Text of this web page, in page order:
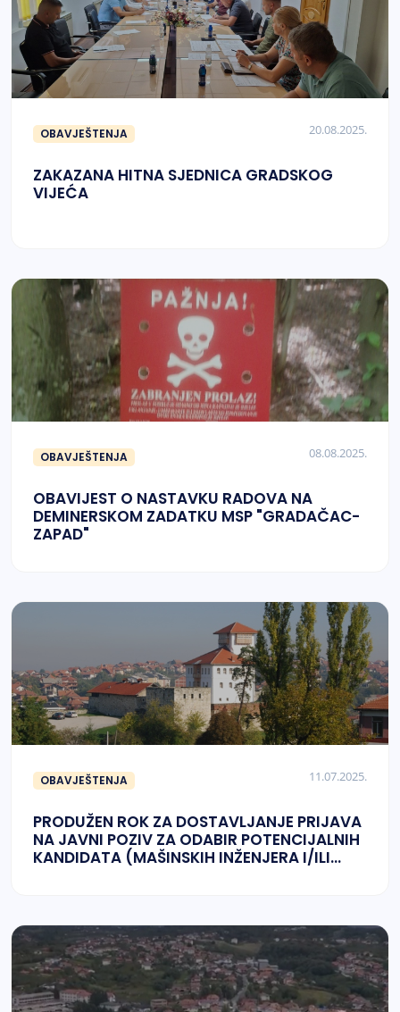
OBAVJEŠTENJA 20.08.2025.
ZAKAZANA HITNA SJEDNICA GRADSKOG
VIJEĆA
OBAVJEŠTENJA 08.08.2025.
OBAVIJEST O NASTAVKU RADOVA NA
DEMINERSKOM ZADATKU MSP "GRADAČAC-
ZAPAD"
OBAVJEŠTENJA 11.07.2025.
PRODUŽEN ROK ZA DOSTAVLJANJE PRIJAVA
NA JAVNI POZIV ZA ODABIR POTENCIJALNIH
KANDIDATA (MAŠINSKIH INŽENJERA I/ILI
TRENINGA/OBUKE O SOLIDWORKS CAD/CAM